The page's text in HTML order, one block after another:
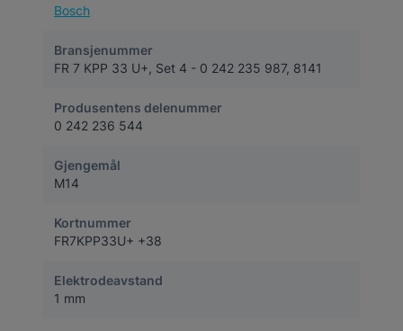
Bosch
Bransjenummer
FR 7 KPP 33 U+, Set 4 - 0 242 235 987, 8141
Produsentens delenummer
0 242 236 544
Gjengemål
M14
Kortnummer
FR7KPP33U+ +38
Elektrodeavstand
1 mm